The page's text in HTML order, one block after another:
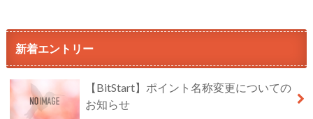
新着エントリー
【BitStart】ポイント名称変更についての
お知らせ